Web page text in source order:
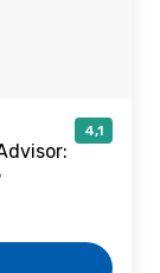
4,1